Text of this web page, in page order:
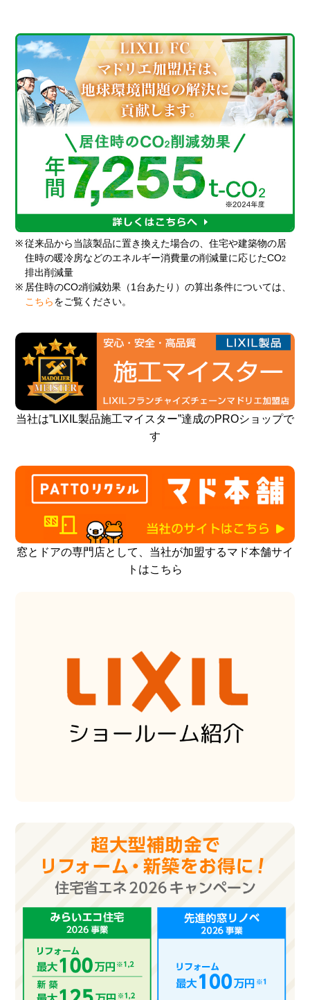
※ 従来品から当該製品に置き換えた場合の、住宅や建築物の居
住時の暖冷房などのエネルギー消費量の削減量に応じたCO2
排出削減量
※ 居住時のCO2削減効果（1台あたり）の算出条件については、
こちら をご覧ください。
当社は”LIXIL製品施工マイスター”達成のPROショップで
す
窓とドアの専門店として、当社が加盟するマド本舗サイ
トはこちら